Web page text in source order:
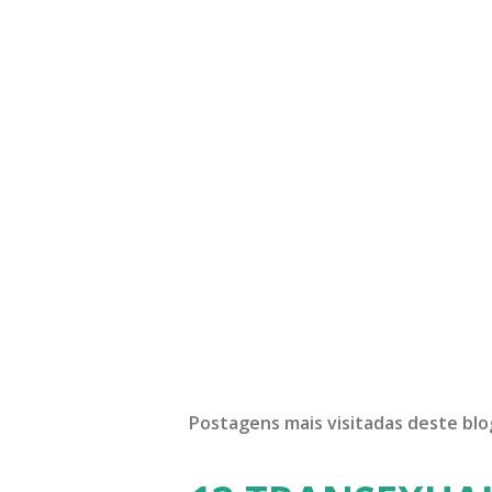
Postagens mais visitadas deste